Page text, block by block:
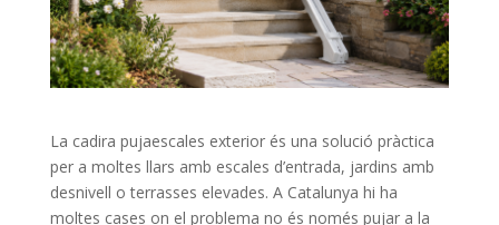
La cadira pujaescales exterior és una solució pràctica
per a moltes llars amb escales d’entrada, jardins amb
desnivell o terrasses elevades. A Catalunya hi ha
moltes cases on el problema no és només pujar a la